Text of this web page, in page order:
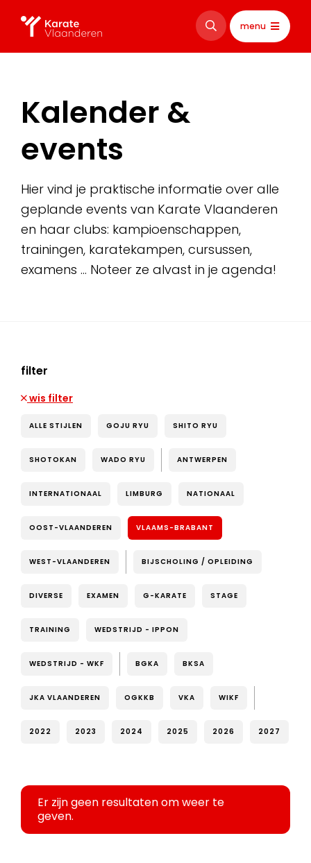
menu
Kalender &
events
Hier vind je praktische informatie over alle
geplande events van Karate Vlaanderen
en haar clubs: kampioenschappen,
trainingen, karatekampen, cursussen,
examens … Noteer ze alvast in je agenda!
filter
wis filter
ALLE STIJLEN GOJU RYU SHITO RYU
SHOTOKAN WADO RYU ANTWERPEN
INTERNATIONAAL LIMBURG NATIONAAL
OOST-VLAANDEREN VLAAMS-BRABANT
WEST-VLAANDEREN BIJSCHOLING / OPLEIDING
DIVERSE EXAMEN G-KARATE STAGE
TRAINING WEDSTRIJD - IPPON
WEDSTRIJD - WKF BGKA BKSA
JKA VLAANDEREN OGKKB VKA WIKF
2022 2023 2024 2025 2026 2027
Er zijn geen resultaten om weer te
geven.